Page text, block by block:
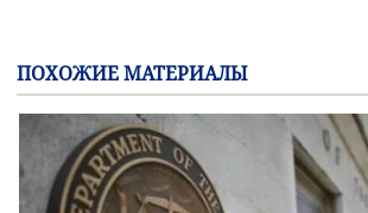
ПОХОЖИЕ МАТЕРИАЛЫ